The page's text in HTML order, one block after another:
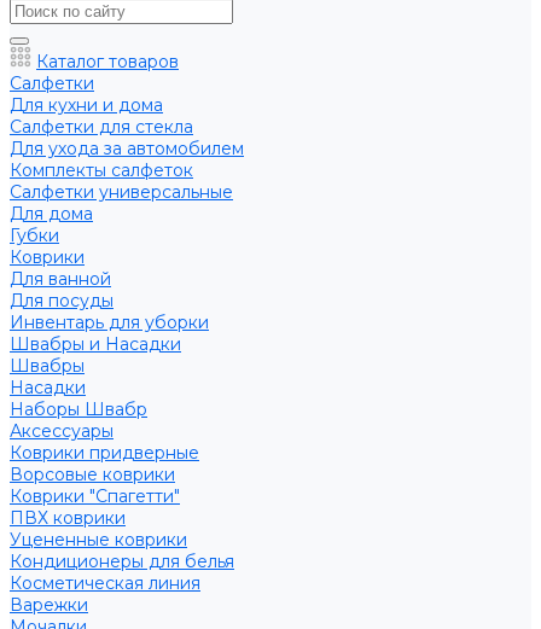
Каталог товаров
Салфетки
Для кухни и дома
Салфетки для стекла
Для ухода за автомобилем
Комплекты салфеток
Салфетки универсальные
Для дома
Губки
Коврики
Для ванной
Для посуды
Инвентарь для уборки
Швабры и Насадки
Швабры
Насадки
Наборы Швабр
Аксессуары
Коврики придверные
Ворсовые коврики
Коврики "Спагетти"
ПВХ коврики
Уцененные коврики
Кондиционеры для белья
Косметическая линия
Варежки